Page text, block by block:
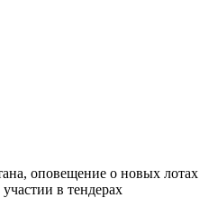
оповещение о новых лотах
в тендерах